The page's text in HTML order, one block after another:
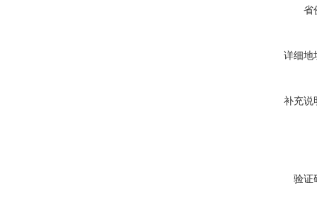
省
详细地
补充说
验证